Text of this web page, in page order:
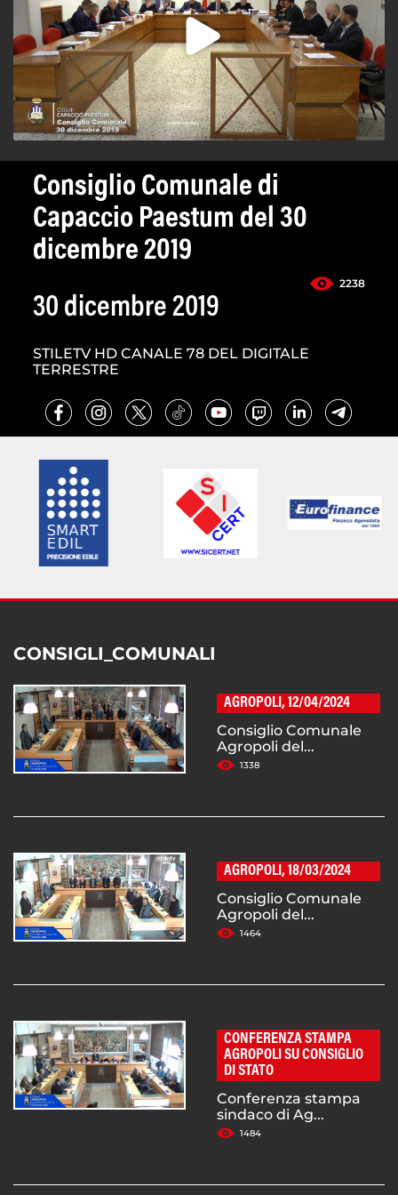
Consiglio Comunale di
Capaccio Paestum del 30
dicembre 2019
2238
30 dicembre 2019
STILETV HD CANALE 78 DEL DIGITALE
TERRESTRE
CONSIGLI_COMUNALI
AGROPOLI, 12/04/2024
Consiglio Comunale
Agropoli del...
1338
AGROPOLI, 18/03/2024
Consiglio Comunale
Agropoli del...
1464
CONFERENZA STAMPA
AGROPOLI SU CONSIGLIO
DI STATO
Conferenza stampa
sindaco di Ag...
1484